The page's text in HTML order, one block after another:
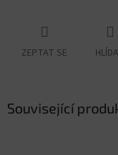
ZEPTAT SE
Související